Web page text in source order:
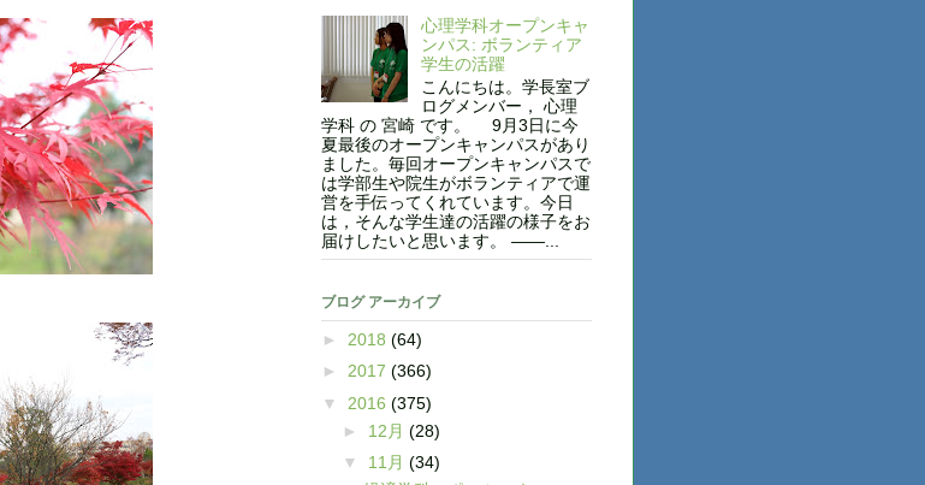
心理学科オープンキャ
ンパス: ボランティア
学生の活躍
こんにちは。学長室ブ
ログメンバー， 心理
学科 の 宮崎 です。 9月3日に今
夏最後のオープンキャンパスがあり
ました。毎回オープンキャンパスで
は学部生や院生がボランティアで運
営を手伝ってくれています。今日
は，そんな学生達の活躍の様子をお
届けしたいと思います。 ——...
ブログ アーカイブ
► 2018 (64)
► 2017 (366)
▼ 2016 (375)
► 12月 (28)
▼ 11月 (34)